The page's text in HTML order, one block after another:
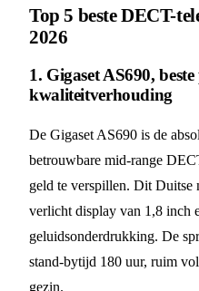
Top 5 beste DECT-
2026
1. Gigaset AS690,
kwaliteitverhouding
De Gigaset AS690 is de
betrouwbare mid-range
geld te verspillen. Dit Duitse
verlicht display van 1,8 inch
geluidsonderdrukking. De
stand-bytijd 180 uur, ruim
gezin.